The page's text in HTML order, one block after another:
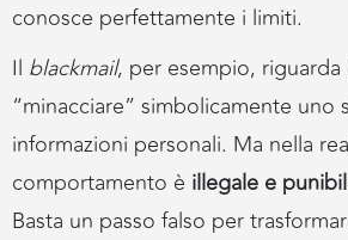
conosce perfettamente i limiti.
Il blackmail, per esempio, riguarda
“minacciare” simbolicamente uno
informazioni personali. Ma nella
comportamento è illegale e
Basta un passo falso per